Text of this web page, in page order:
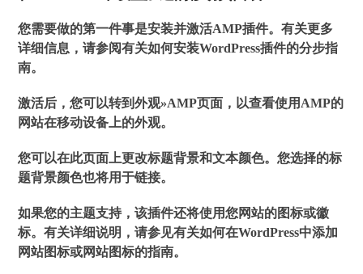
您需要做的第一件事是安装并激活AMP插件。有关更多
详细信息，请参阅有关如何安装WordPress插件的分步指
南。
激活后，您可以转到外观»AMP页面，以查看使用AMP的
网站在移动设备上的外观。
您可以在此页面上更改标题背景和文本颜色。您选择的标
题背景颜色也将用于链接。
如果您的主题支持，该插件还将使用您网站的图标或徽
标。有关详细说明，请参见有关如何在WordPress中添加
网站图标或网站图标的指南。